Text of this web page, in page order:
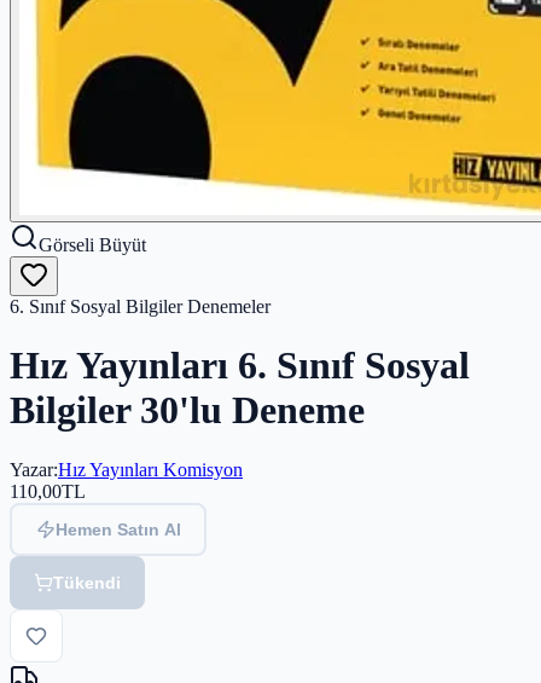
Görseli Büyüt
6. Sınıf Sosyal Bilgiler Denemeler
Hız Yayınları 6. Sınıf Sosyal
Bilgiler 30'lu Deneme
Yazar:Hız Yayınları Komisyon
110,00TL
Hemen Satın Al
Tükendi